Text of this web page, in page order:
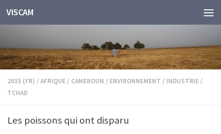
Skip to content
VISCAM
2015 (FR) / AFRIQUE / CAMEROUN / ENVIRONNEMENT / INDUSTRIE /
TCHAD
Les poissons qui ont disparu